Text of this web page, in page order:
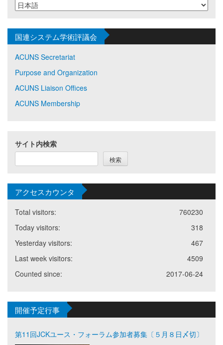
国連システム学術評議会
ACUNS Secretariat
Purpose and Organization
ACUNS Liaison Offices
ACUNS Membership
サイト内検索
検索
アクセスカウンタ
760230
Total visitors:
318
Today visitors:
467
Yesterday visitors:
4509
Last week visitors:
2017-06-24
Counted since:
開催予定行事
第11回JCKユース・フォーラム参加者募集〔５月８日〆切〕